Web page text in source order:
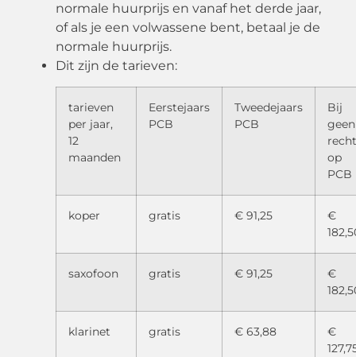
normale huurprijs en vanaf het derde jaar,
of als je een volwassene bent, betaal je de
normale huurprijs.
Dit zijn de tarieven:
tarieven
per jaar,
12
maanden
Eerstejaars
PCB
Tweedejaars
PCB
Bij
geen
recht
op
PCB
koper gratis € 91,25
€
saxofoon gratis € 91,25
€
klarinet gratis € 63,88
€